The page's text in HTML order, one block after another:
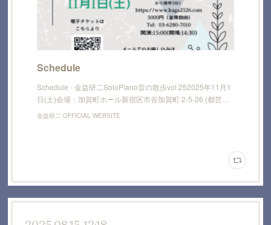
Schedule
Schedule - 金益研二SoloPiano音の散歩vol.252025年11月1
日(土)会場：加賀町ホール新宿区市谷加賀町 2-5-26 (都営…
金益研二 OFFICIAL WEBSITE